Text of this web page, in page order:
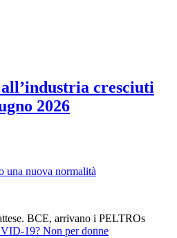
cresciuti
2026
una nuova normalità
BCE, arrivano i PELTROs
19? Non per donne